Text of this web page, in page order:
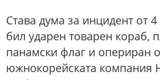
Става дума за инцидент от
бил ударен товарен кораб,
панамски флаг и опериран
южнокорейската компания